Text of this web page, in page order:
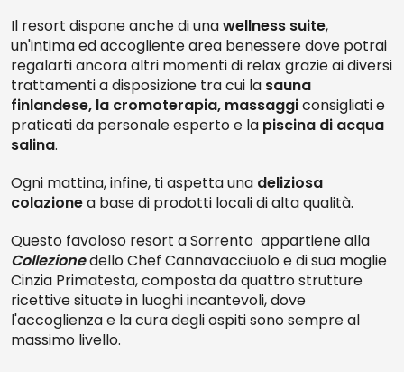
Il resort dispone anche di unawellness suite,
un'intima ed accogliente area benessere dove potrai
regalarti ancora altri momenti di relax grazie ai diversi
trattamenti a disposizione tra cui la sauna
finlandese, la cromoterapia, massaggiconsigliati e
praticati da personale esperto e la piscina di acqua
salina.
Ogni mattina, infine, ti aspetta una deliziosa
colazionea base di prodotti locali di alta qualità.
Questo favoloso resort a Sorrento appartiene alla
Collezionedello Chef Cannavacciuolo e di sua moglie
Cinzia Primatesta, composta da quattro strutture
ricettive situate in luoghi incantevoli, dove
l'accoglienza e la cura degli ospiti sono sempre al
massimo livello.